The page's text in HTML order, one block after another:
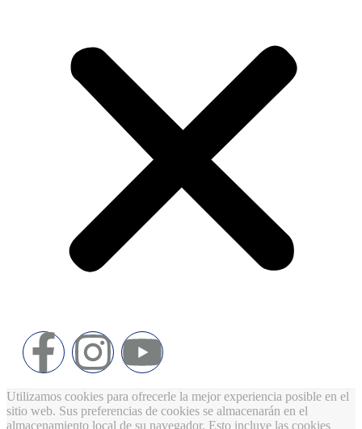
Utilizamos cookies para ofrecerle la mejor experiencia posible en el
sitio web. Sus preferencias de cookies se almacenarán en el
almacenamiento local de su navegador. Esto incluye las cookies